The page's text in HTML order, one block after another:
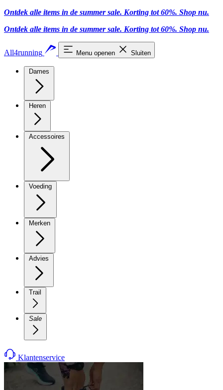
Ontdek alle items in de summer sale. Korting tot 60%. Shop nu.
Ontdek alle items in de summer sale. Korting tot 60%. Shop nu.
All4running Menu openen Sluiten
Dames
Heren
Accessoires
Voeding
Merken
Advies
Trail
Sale
Klantenservice